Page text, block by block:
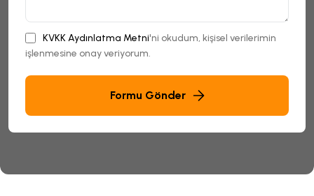
KVKK Aydınlatma Metni'ni okudum, kişisel verilerimin
işlenmesine onay veriyorum.
Formu Gönder